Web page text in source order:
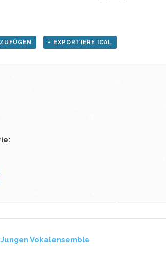
+ EXPORTIERE ICAL
Vokalensemble